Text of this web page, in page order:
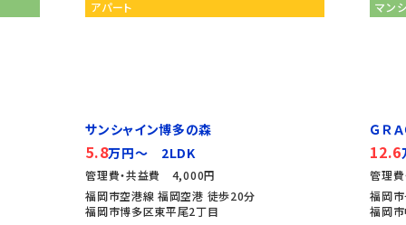
アパート
サンシャイン博多の森
5.8万円～ 2LDK
管理費・共益費 4,000円
福岡市空港線 福岡空港 徒歩20分
福岡市博多区東平尾2丁目
マン
ＧＲ
12.6
管理
福岡
福岡